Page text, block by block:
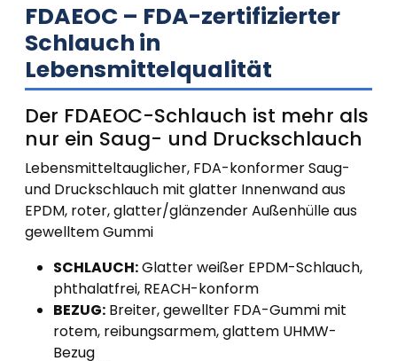
FDAEOC – FDA-zertifizierter
Schlauch in
Lebensmittelqualität
Der FDAEOC-Schlauch ist mehr als
nur ein Saug- und Druckschlauch
Lebensmitteltauglicher, FDA-konformer Saug-
und Druckschlauch mit glatter Innenwand aus
EPDM, roter, glatter/glänzender Außenhülle aus
gewelltem Gummi
SCHLAUCH:Glatter weißer EPDM-Schlauch,
phthalatfrei, REACH-konform
BEZUG: Breiter, gewellter FDA-Gummi mit
rotem, reibungsarmem, glattem UHMW-
Bezug